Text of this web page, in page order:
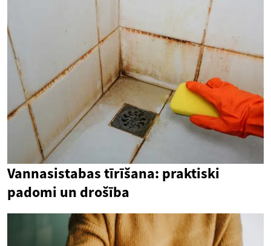
Vannasistabas tīrīšana: praktiski
padomi un drošība